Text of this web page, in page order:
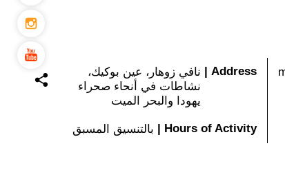
Address
| نافي زوهار، عين بوكيك،
نشاطات في أنحاء صحراء
يهودا والبحر الميت
Hours of Activity
| بالتنسيق المسبق